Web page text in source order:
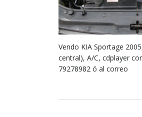
Vendo KIA Sportage
central), A/C, cdplayer
79278982 ó al correo